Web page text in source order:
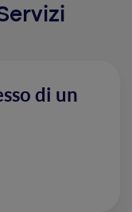
di un